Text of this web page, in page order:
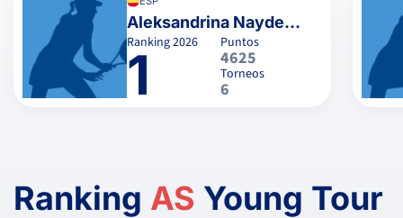
Aleksandrina Naydenova
Ranking2026
1 Puntos
4625
Torneos
6
Ranking AS Young Tour